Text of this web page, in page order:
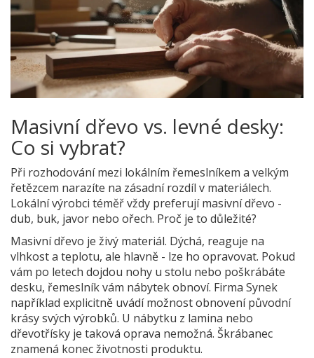
Masivní dřevo vs. levné desky:
Co si vybrat?
Při rozhodování mezi lokálním řemeslníkem a velkým
řetězcem narazíte na zásadní rozdíl v materiálech.
Lokální výrobci téměř vždy preferují masivní dřevo -
dub, buk, javor nebo ořech. Proč je to důležité?
Masivní dřevo je živý materiál. Dýchá, reaguje na
vlhkost a teplotu, ale hlavně - lze ho opravovat. Pokud
vám po letech dojdou nohy u stolu nebo poškrábáte
desku, řemeslník vám nábytek obnoví. Firma Synek
například explicitně uvádí možnost obnovení původní
krásy svých výrobků. U nábytku z lamina nebo
dřevotřísky je taková oprava nemožná. Škrábanec
znamená konec životnosti produktu.